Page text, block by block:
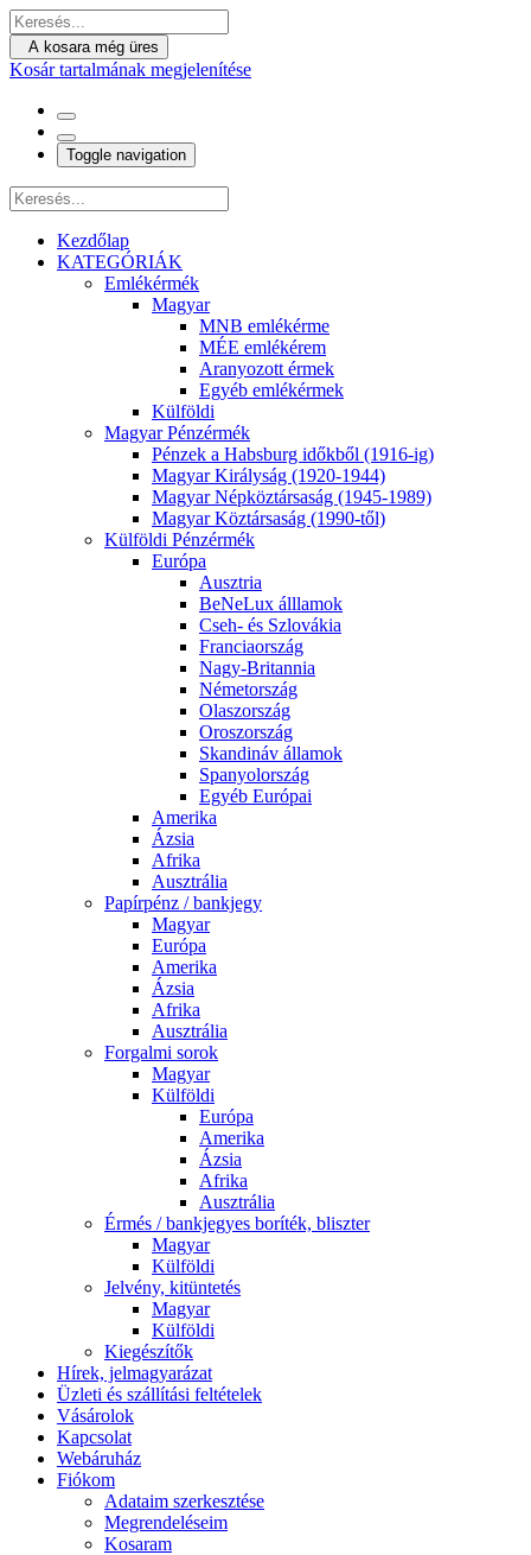
A kosara még üres
Kosár tartalmának megjelenítése
Toggle navigation
Kezdőlap
KATEGÓRIÁK
Emlékérmék
Magyar
MNB emlékérme
MÉE emlékérem
Aranyozott érmek
Egyéb emlékérmek
Külföldi
Magyar Pénzérmék
Pénzek a Habsburg időkből (1916-ig)
Magyar Királyság (1920-1944)
Magyar Népköztársaság (1945-1989)
Magyar Köztársaság (1990-től)
Külföldi Pénzérmék
Európa
Ausztria
BeNeLux álllamok
Cseh- és Szlovákia
Franciaország
Nagy-Britannia
Németország
Olaszország
Oroszország
Skandináv államok
Spanyolország
Egyéb Európai
Amerika
Ázsia
Afrika
Ausztrália
Papírpénz / bankjegy
Magyar
Európa
Amerika
Ázsia
Afrika
Ausztrália
Forgalmi sorok
Magyar
Külföldi
Európa
Amerika
Ázsia
Afrika
Ausztrália
Érmés / bankjegyes boríték, bliszter
Magyar
Külföldi
Jelvény, kitüntetés
Magyar
Külföldi
Kiegészítők
Hírek, jelmagyarázat
Üzleti és szállítási feltételek
Vásárolok
Kapcsolat
Webáruház
Fiókom
Adataim szerkesztése
Megrendeléseim
Kosaram